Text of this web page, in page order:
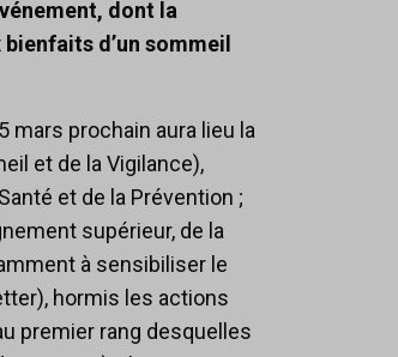
dont la
d’un sommeil
mars prochain aura lieu la
et de la Vigilance),
et de la Prévention ;
supérieur, de la
à sensibiliser le
hormis les actions
premier rang desquelles